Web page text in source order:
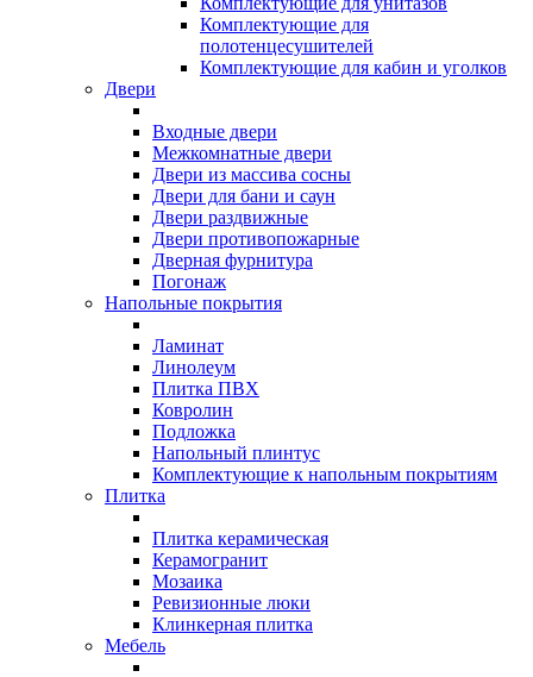
Комплектующие для
полотенцесушителей
Комплектующие для кабин и уголков
Двери
Входные двери
Межкомнатные двери
Двери из массива сосны
Двери для бани и саун
Двери раздвижные
Двери противопожарные
Дверная фурнитура
Погонаж
Напольные покрытия
Ламинат
Линолеум
Плитка ПВХ
Ковролин
Подложка
Напольный плинтус
Комплектующие к напольным покрытиям
Плитка
Плитка керамическая
Керамогранит
Мозаика
Ревизионные люки
Клинкерная плитка
Мебель